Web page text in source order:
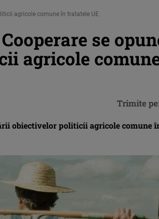
agricole comune în tratatele UE
se
agricole
obiectivelor politicii agricole comune
Trimite pe: